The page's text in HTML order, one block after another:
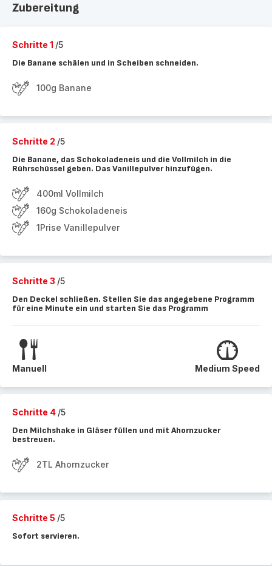
Zubereitung
Schritte 1 /5
Die Banane schälen und in Scheiben schneiden.
100g Banane
Schritte 2 /5
Die Banane, das Schokoladeneis und die Vollmilch in die
Rührschüssel geben. Das Vanillepulver hinzufügen.
400ml Vollmilch
160g Schokoladeneis
1Prise Vanillepulver
Schritte 3 /5
Den Deckel schließen. Stellen Sie das angegebene Programm
für eine Minute ein und starten Sie das Programm
Manuell Medium Speed
Schritte 4 /5
Den Milchshake in Gläser füllen und mit Ahornzucker
bestreuen.
2TL Ahornzucker
Schritte 5 /5
Sofort servieren.